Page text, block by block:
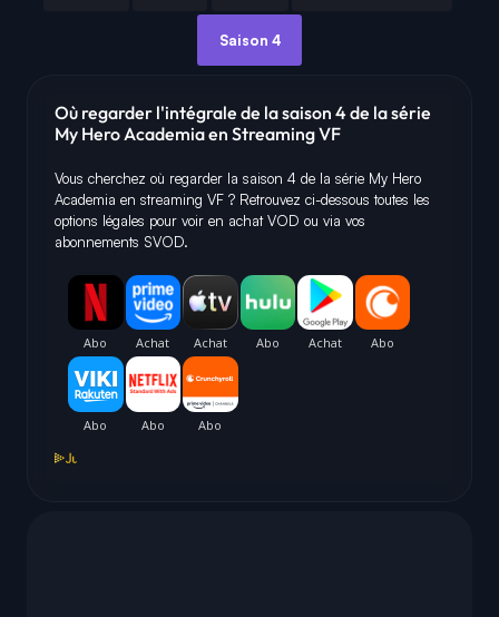
Saison 4
Où regarder l'intégrale de la saison 4 de la série
My Hero Academia en Streaming VF
Vous cherchez où regarder la saison 4 de la série My Hero
Academia en streaming VF ? Retrouvez ci-dessous toutes les
options légales pour voir en achat VOD ou via vos
abonnements SVOD.